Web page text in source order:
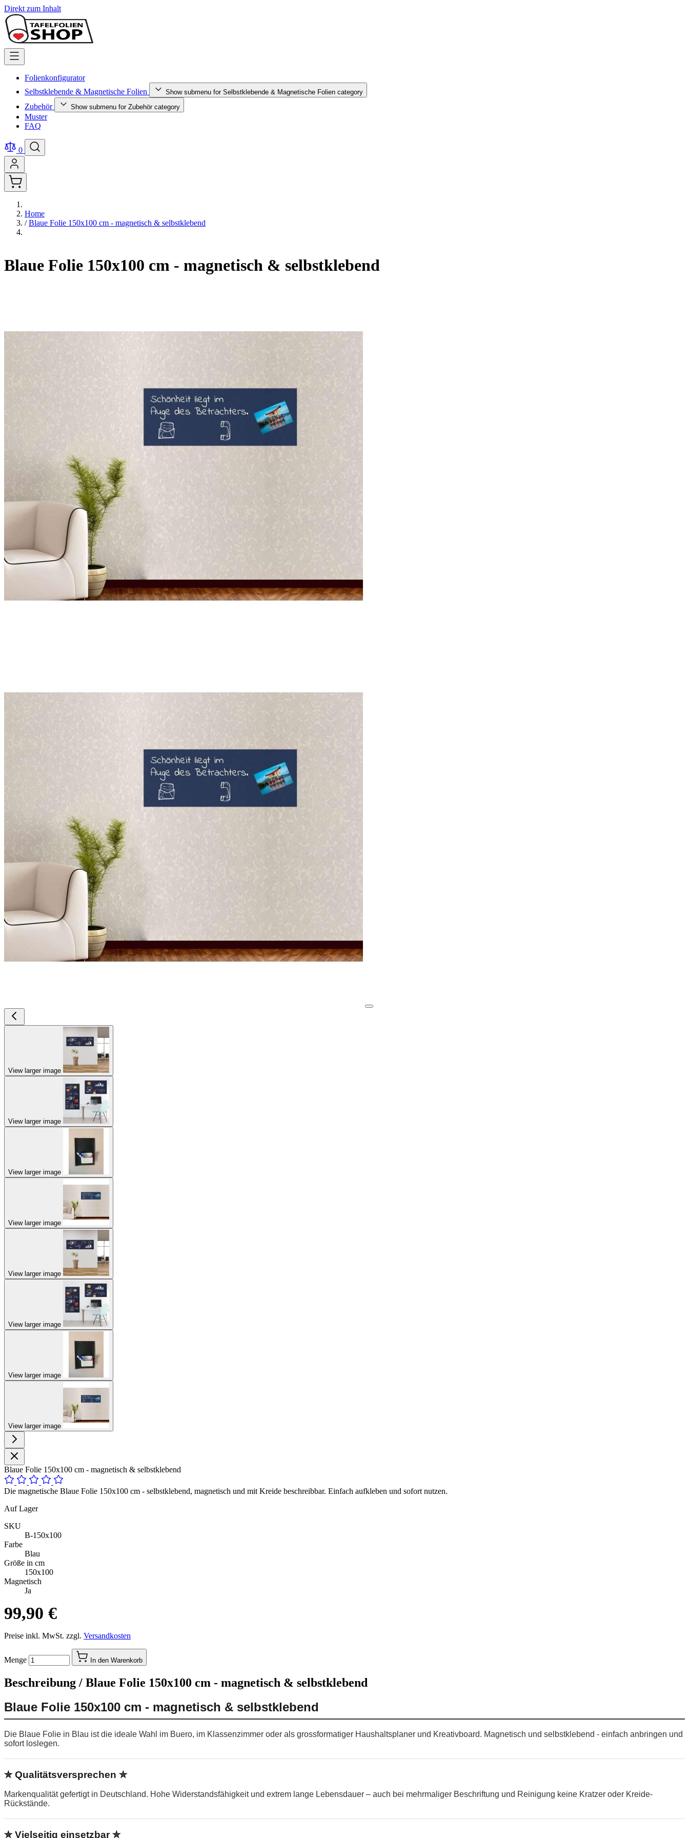
Direkt zum Inhalt
Folienkonfigurator
Selbstklebende & Magnetische Folien
Show submenu for Selbstklebende & Magnetische Folien category
Zubehör Show submenu for Zubehör category
Muster
FAQ
0
Home
/ Blaue Folie 150x100 cm - magnetisch & selbstklebend
Blaue Folie 150x100 cm - magnetisch & selbstklebend
View larger image
View larger image
View larger image
View larger image
View larger image
View larger image
View larger image
View larger image
Blaue Folie 150x100 cm - magnetisch & selbstklebend
Die magnetische Blaue Folie 150x100 cm - selbstklebend, magnetisch und mit Kreide beschreibbar. Einfach aufkleben und sofort nutzen.
Auf Lager
SKU
B-150x100
Farbe
Blau
Größe in cm
150x100
Magnetisch
Ja
99,90 €
Preise inkl. MwSt. zzgl. Versandkosten
Menge In den Warenkorb
Beschreibung / Blaue Folie 150x100 cm - magnetisch & selbstklebend
Blaue Folie 150x100 cm - magnetisch & selbstklebend
Die Blaue Folie in Blau ist die ideale Wahl im Buero, im Klassenzimmer oder als grossformatiger Haushaltsplaner und Kreativboard. Magnetisch und selbstklebend - einfach anbringen und
sofort loslegen.
✮ Qualitätsversprechen ✮
Markenqualität gefertigt in Deutschland. Hohe Widerstandsfähigkeit und extrem lange Lebensdauer – auch bei mehrmaliger Beschriftung und Reinigung keine Kratzer oder Kreide-
Rückstände.
✮ Vielseitig einsetzbar ✮